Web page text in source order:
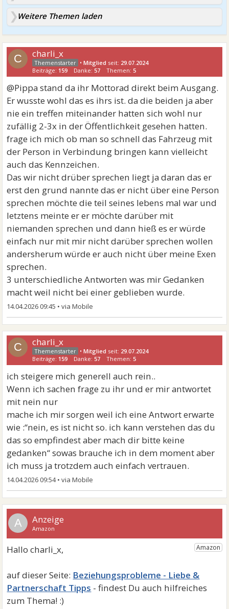
Weitere Themen laden
C charli_x
•Mitglied seit: 29.07.2024
Beiträge: 159 Danke: 57 Themen: 5
@Pippa stand da ihr Mottorad direkt beim Ausgang.
Er wusste wohl das es ihrs ist. da die beiden ja aber
nie ein treffen miteinander hatten sich wohl nur
zufällig 2-3x in der Öffentlichkeit gesehen hatten.
frage ich mich ob man so schnell das Fahrzeug mit
der Person in Verbindung bringen kann vielleicht
auch das Kennzeichen.
Das wir nicht drüber sprechen liegt ja daran das er
erst den grund nannte das er nicht über eine Person
sprechen möchte die teil seines lebens mal war und
letztens meinte er er möchte darüber mit
niemanden sprechen und dann hieß es er würde
einfach nur mit mir nicht darüber sprechen wollen
andersherum würde er auch nicht über meine Exen
sprechen.
3 unterschiedliche Antworten was mir Gedanken
macht weil nicht bei einer geblieben wurde.
14.04.2026 09:45 •
C charli_x
•Mitglied seit: 29.07.2024
Beiträge: 159 Danke: 57 Themen: 5
ich steigere mich generell auch rein..
Wenn ich sachen frage zu ihr und er mir antwortet
mit nein nur
mache ich mir sorgen weil ich eine Antwort erwarte
wie :“nein, es ist nicht so. ich kann verstehen das du
das so empfindest aber mach dir bitte keine
gedanken“ sowas brauche ich in dem moment aber
ich muss ja trotzdem auch einfach vertrauen.
14.04.2026 09:54•
A
Beziehungsprobleme - Liebe &
Partnerschaft Tipps